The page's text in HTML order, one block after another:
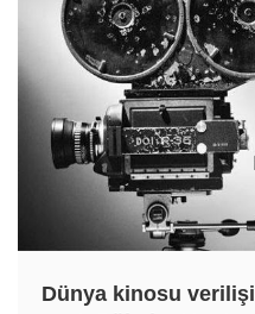
Dünya kinosu